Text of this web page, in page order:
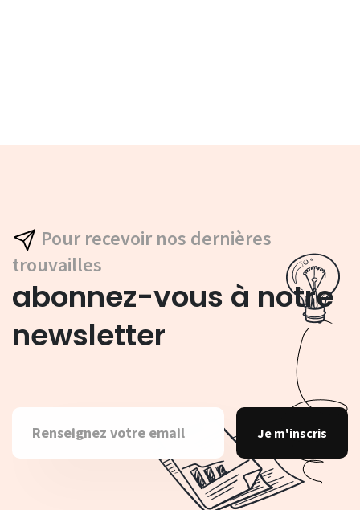
Pour recevoir nos dernières
trouvailles
abonnez-vous à notre
newsletter
Je m'inscris